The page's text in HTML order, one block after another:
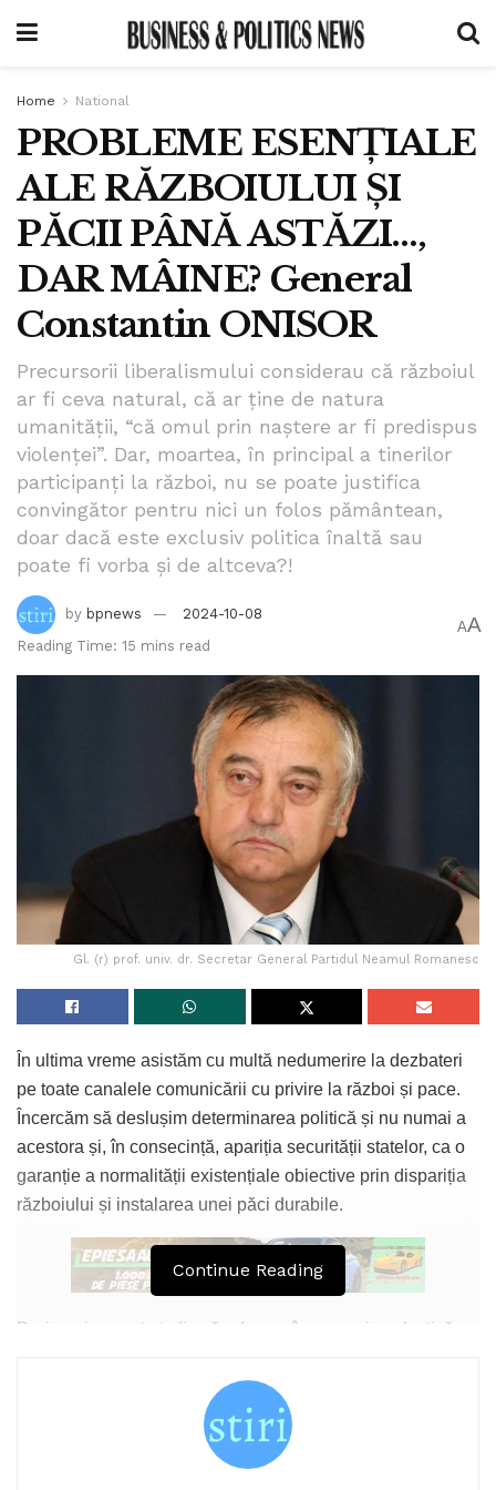
Home National
PROBLEME ESENȚIALE
ALE RĂZBOIULUI ȘI
PĂCII PÂNĂ ASTĂZI…,
DAR MÂINE? General
Constantin ONISOR
Precursorii liberalismului considerau că războiul
ar fi ceva natural, că ar ține de natura
umanității, “că omul prin naștere ar fi predispus
violenței”. Dar, moartea, în principal a tinerilor
participanți la război, nu se poate justifica
convingător pentru nici un folos pământean,
doar dacă este exclusiv politica înaltă sau
poate fi vorba și de altceva?!
by bpnews
2024-10-08
Reading Time: 15 mins read
AA
Gl. (r) prof. univ. dr. Secretar General Partidul Neamul Romanesc
În ultima vreme asistăm cu multă nedumerire la dezbateri
pe toate canalele comunicării cu privire la război și pace.
Încercăm să deslușim determinarea politică și nu numai a
acestora și, în consecință, apariția securității statelor, ca o
garanție a normalității existențiale obiective prin dispariția
războiului și instalarea unei păci durabile.
Dorim prin acest studiu să aducem în memoria colectivă
evoluat în dezvoltarea existenței noastre, până astăzi și în
continuare, cu exprimarea unor puncte de vedere legate de
Continue Reading